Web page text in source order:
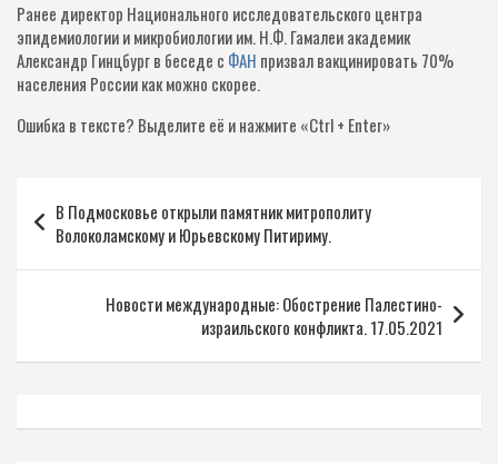
Ранее директор Национального исследовательского центра
эпидемиологии и микробиологии им. Н.Ф. Гамалеи академик
Александр Гинцбург в беседе с ФАН призвал вакцинировать 70%
населения России как можно скорее.
Ошибка в тексте? Выделите её и нажмите «Ctrl + Enter»
по
записям
В Подмосковье открыли памятник митрополиту
Волоколамскому и Юрьевскому Питириму.
Новости международные: Обострение Палестино-
израильского конфликта. 17.05.2021